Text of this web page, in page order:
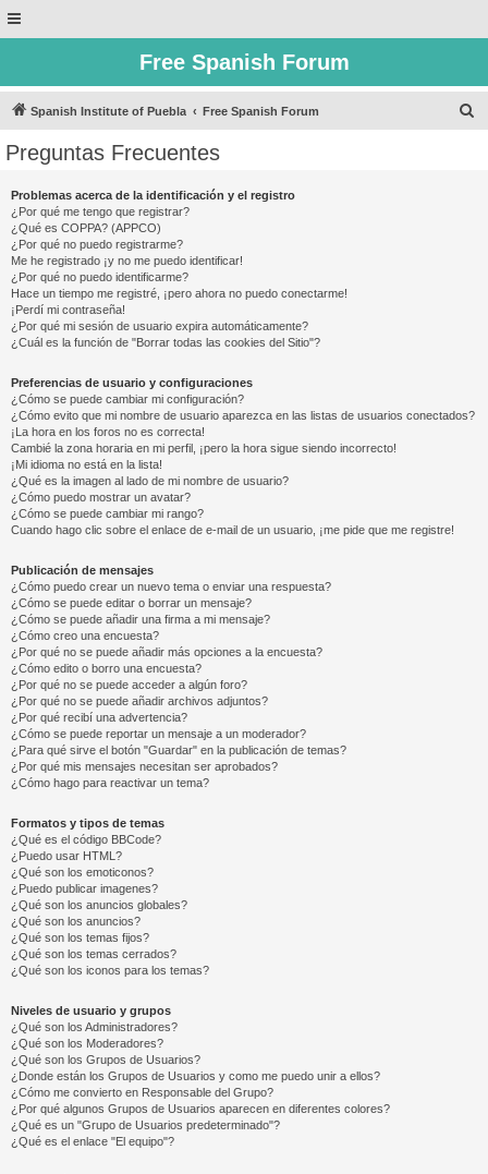
Free Spanish Forum
Spanish Institute of Puebla Free Spanish Forum
Preguntas Frecuentes
Problemas acerca de la identificación y el registro
¿Por qué me tengo que registrar?
¿Qué es COPPA? (APPCO)
¿Por qué no puedo registrarme?
Me he registrado ¡y no me puedo identificar!
¿Por qué no puedo identificarme?
Hace un tiempo me registré, ¡pero ahora no puedo conectarme!
¡Perdí mi contraseña!
¿Por qué mi sesión de usuario expira automáticamente?
¿Cuál es la función de "Borrar todas las cookies del Sitio"?
Preferencias de usuario y configuraciones
¿Cómo se puede cambiar mi configuración?
¿Cómo evito que mi nombre de usuario aparezca en las listas de usuarios conectados?
¡La hora en los foros no es correcta!
Cambié la zona horaria en mi perfil, ¡pero la hora sigue siendo incorrecto!
¡Mi idioma no está en la lista!
¿Qué es la imagen al lado de mi nombre de usuario?
¿Cómo puedo mostrar un avatar?
¿Cómo se puede cambiar mi rango?
Cuando hago clic sobre el enlace de e-mail de un usuario, ¡me pide que me registre!
Publicación de mensajes
¿Cómo puedo crear un nuevo tema o enviar una respuesta?
¿Cómo se puede editar o borrar un mensaje?
¿Cómo se puede añadir una firma a mi mensaje?
¿Cómo creo una encuesta?
¿Por qué no se puede añadir más opciones a la encuesta?
¿Cómo edito o borro una encuesta?
¿Por qué no se puede acceder a algún foro?
¿Por qué no se puede añadir archivos adjuntos?
¿Por qué recibí una advertencia?
¿Cómo se puede reportar un mensaje a un moderador?
¿Para qué sirve el botón "Guardar" en la publicación de temas?
¿Por qué mis mensajes necesitan ser aprobados?
¿Cómo hago para reactivar un tema?
Formatos y tipos de temas
¿Qué es el código BBCode?
¿Puedo usar HTML?
¿Qué son los emoticonos?
¿Puedo publicar imagenes?
¿Qué son los anuncios globales?
¿Qué son los anuncios?
¿Qué son los temas fijos?
¿Qué son los temas cerrados?
¿Qué son los iconos para los temas?
Niveles de usuario y grupos
¿Qué son los Administradores?
¿Qué son los Moderadores?
¿Qué son los Grupos de Usuarios?
¿Donde están los Grupos de Usuarios y como me puedo unir a ellos?
¿Cómo me convierto en Responsable del Grupo?
¿Por qué algunos Grupos de Usuarios aparecen en diferentes colores?
¿Qué es un "Grupo de Usuarios predeterminado"?
¿Qué es el enlace "El equipo"?